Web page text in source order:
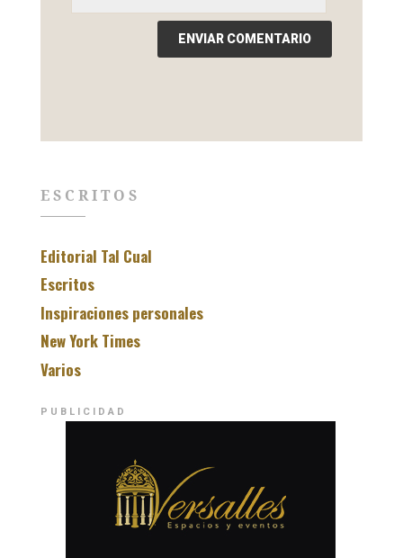
ESCRITOS
Editorial Tal Cual
Escritos
Inspiraciones personales
New York Times
Varios
PUBLICIDAD